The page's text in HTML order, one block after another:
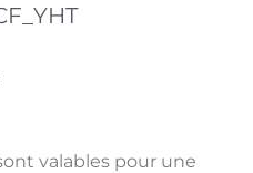
valables pour une